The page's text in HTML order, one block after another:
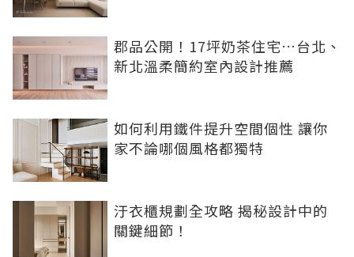
郡品公開！17坪奶茶住宅…台北、
新北溫柔簡約室內設計推薦
如何利用鐵件提升空間個性 讓你
家不論哪個風格都獨特
汙衣櫃規劃全攻略 揭秘設計中的
關鍵細節！